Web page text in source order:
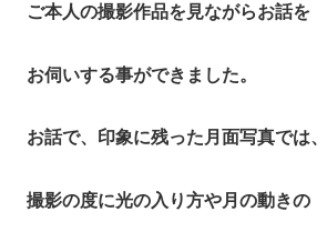
ご本人の撮影作品を見ながらお話を
お伺いする事ができました。
お話で、印象に残った月面写真では、
撮影の度に光の入り方や月の動きの